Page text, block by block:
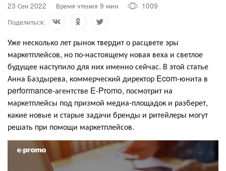
23 Сен 2022 Время чтения 9 мин
1009
Поделиться:
Уже несколько лет рынок твердит о расцвете эры
маркетплейсов, но по-настоящему новая веха и светлое
будущее наступило для них именно сейчас. В этой статье
Анна Баздырева, коммерческий директор Ecom-юнита в
performance-агентстве E-Promo, посмотрит на
маркетплейсы под призмой медиа-площадок и разберет,
какие новые и старые задачи бренды и ритейлеры могут
решать при помощи маркетплейсов.